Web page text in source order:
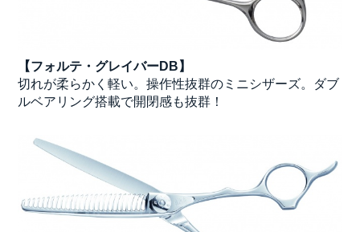
【フォルテ・グレイバーDB】
切れが柔らかく軽い。操作性抜群のミニシザーズ。ダブ
ルベアリング搭載で開閉感も抜群！